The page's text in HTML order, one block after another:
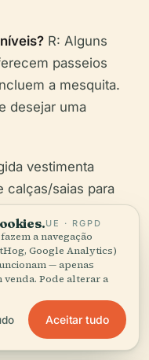
R: Alguns
passeios
a mesquita.
desejar uma
vestimenta
calças/saias para
UE · RGPD
a navegação
Google Analytics)
— apenas
venda. Pode alterar a
Aceitar tudo